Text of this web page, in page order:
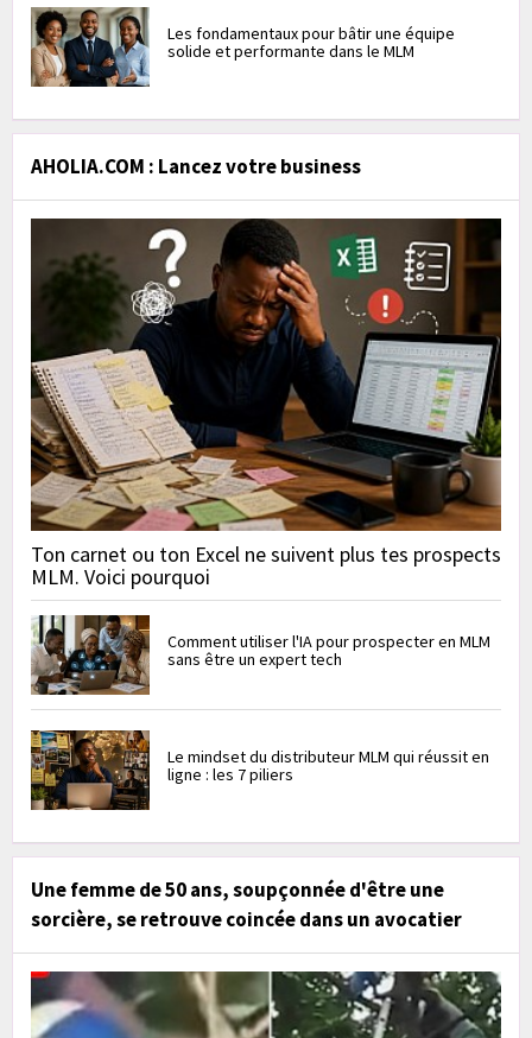
Les fondamentaux pour bâtir une équipe
solide et performante dans le MLM
AHOLIA.COM : Lancez votre business
Ton carnet ou ton Excel ne suivent plus tes prospects
MLM. Voici pourquoi
Comment utiliser l'IA pour prospecter en MLM
sans être un expert tech
Le mindset du distributeur MLM qui réussit en
ligne : les 7 piliers
Une femme de 50 ans, soupçonnée d'être une
sorcière, se retrouve coincée dans un avocatier